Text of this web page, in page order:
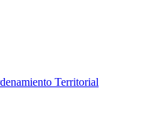
Territorial